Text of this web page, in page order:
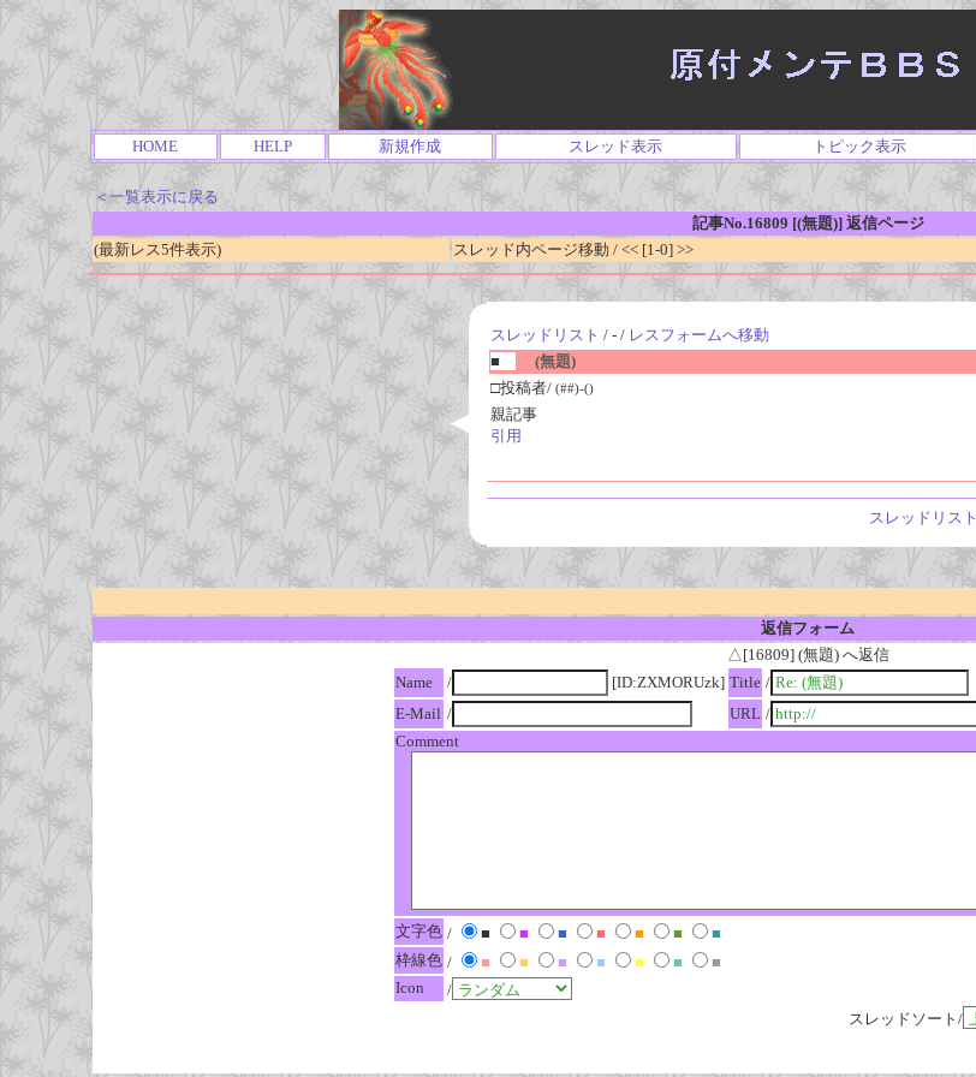
HOME HELP 新規作成 スレッド表示 トピック表示
＜一覧表示に戻る
記事No.16809 [(無題)] 返信ページ
(最新レス5件表示)
スレッド内ページ移動 / << [1-0] >>
スレッドリスト / - / レスフォームへ移動
■
(無題)
□投稿者/ (##)-()
親記事
引用
スレッドリスト
返信フォーム
△[16809] (無題) へ返信
Name
/ [ID:ZXMORUzk] Title /
E-Mail / URL /
Comment
文字色 / ■ ■ ■ ■ ■ ■
■
枠線色 / ■ ■ ■ ■ ■ ■
■
Icon
/
スレッドソート/